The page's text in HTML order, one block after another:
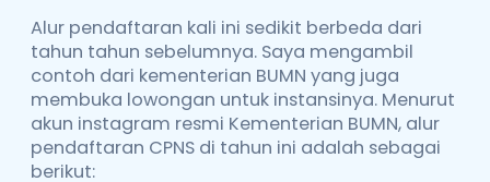
Alur pendaftaran kali ini sedikit berbeda dari
tahun tahun sebelumnya. Saya mengambil
contoh dari kementerian BUMN yang juga
membuka lowongan untuk instansinya. Menurut
akun instagram resmi Kementerian BUMN, alur
pendaftaran CPNS di tahun ini adalah sebagai
berikut: